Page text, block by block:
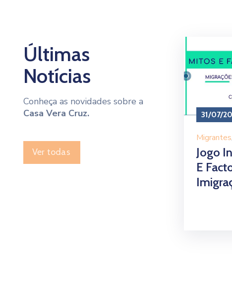
Últimas
Notícias
Conheça as novidades sobre a
Casa Vera Cruz.
Ver todas
31/07/
Migrantes
Jogo
E